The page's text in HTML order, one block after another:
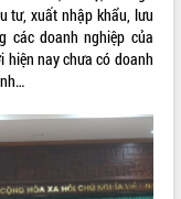
tư, xuất nhập khẩu, lưu
các doanh nghiệp của
hiện nay chưa có doanh